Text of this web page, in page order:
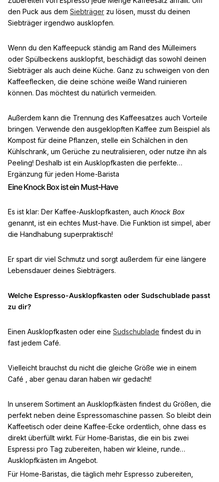
den Puck aus dem Siebträger zu lösen, musst du deinen
Siebträger irgendwo ausklopfen.
Wenn du den Kaffeepuck ständig am Rand des Mülleimers
oder Spülbeckens ausklopfst, beschädigt das sowohl deinen
Siebträger als auch deine Küche. Ganz zu schweigen von den
Kaffeeflecken, die deine schöne weiße Wand ruinieren
können. Das möchtest du natürlich vermeiden.
Außerdem kann die Trennung des Kaffeesatzes auch Vorteile
bringen. Verwende den ausgeklopften Kaffee zum Beispiel als
Kompost für deine Pflanzen, stelle ein Schälchen in den
Kühlschrank, um Gerüche zu neutralisieren, oder nutze ihn als
Peeling! Deshalb ist ein Ausklopfkasten die perfekte
Ergänzung für jeden Home-Barista
Eine Knock Box ist ein Must-Have
Es ist klar: Der Kaffee-Ausklopfkasten, auch Knock Box
genannt, ist ein echtes Must-have. Die Funktion ist simpel, aber
die Handhabung superpraktisch!
Er spart dir viel Schmutz und sorgt außerdem für eine längere
Lebensdauer deines Siebträgers.
Welche Espresso-Ausklopfkasten oder Sudschublade passt
zu dir?
Einen Ausklopfkasten oder eine Sudschublade findest du in
fast jedem Café.
Vielleicht brauchst du nicht die gleiche Größe wie in einem
Café , aber genau daran haben wir gedacht!
In unserem Sortiment an Ausklopfkästen findest du Größen, die
perfekt neben deine Espressomaschine passen. So bleibt dein
Kaffeetisch oder deine Kaffee-Ecke ordentlich, ohne dass es
direkt überfüllt wirkt. Für Home-Baristas, die ein bis zwei
Espressi pro Tag zubereiten, haben wir kleine, runde
Ausklopfkästen im Angebot.
Für Home-Baristas, die täglich mehr Espresso zubereiten,